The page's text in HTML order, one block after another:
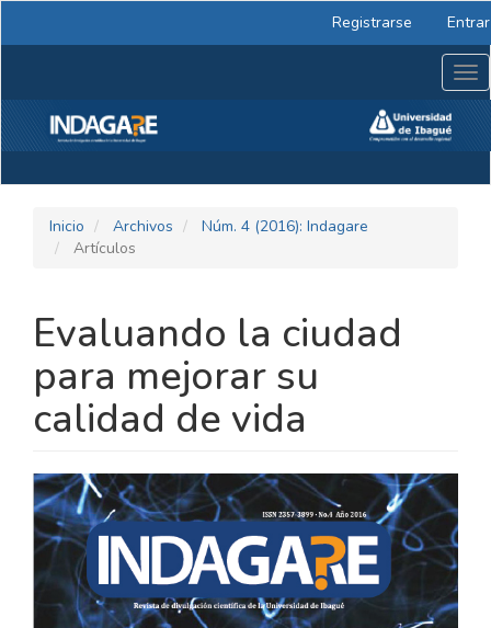
lateral
Registrarse Entrar
Inicio Archivos
Núm. 4 (2016): Indagare
Artículos
Evaluando la ciudad
para mejorar su
calidad de vida
BARRA
LATERAL
DEL
ARTÍCULO